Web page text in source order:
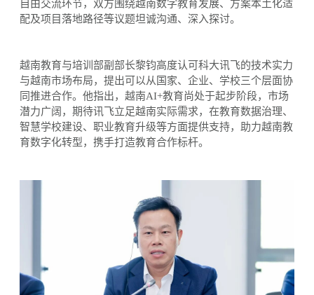
自由交流环节，双方围绕越南数字教育发展、方案本土化适
配及项目落地路径等议题坦诚沟通、深入探讨。
越南教育与培训部副部长黎钧高度认可科大讯飞的技术实力
与越南市场布局，提出可以从国家、企业、学校三个层面协
同推进合作。他指出，越南AI+教育尚处于起步阶段，市场
潜力广阔，期待讯飞立足越南实际需求，在教育数据治理、
智慧学校建设、职业教育升级等方面提供支持，助力越南教
育数字化转型，携手打造教育合作标杆。